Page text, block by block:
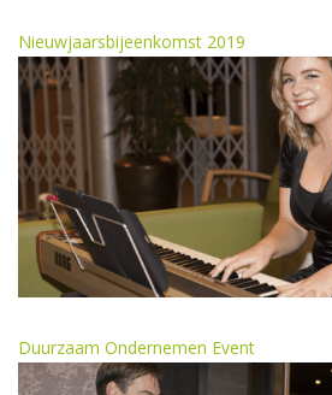
Nieuwjaarsbijeenkomst 2019
Duurzaam Ondernemen Event